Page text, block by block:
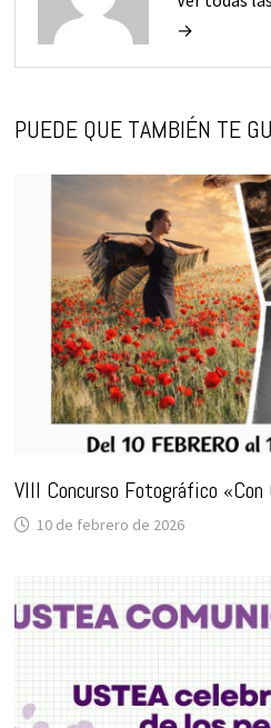
→
PUEDE QUE TAMBIÉN TE
VIII Concurso Fotográfico «Con
10 de febrero de 2026